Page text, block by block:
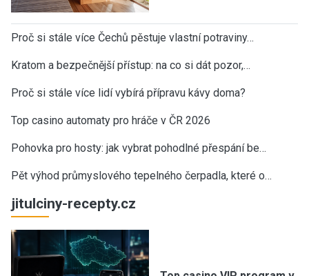
Proč si stále více Čechů pěstuje vlastní potraviny…
Kratom a bezpečnější přístup: na co si dát pozor,…
Proč si stále více lidí vybírá přípravu kávy doma?
Top casino automaty pro hráče v ČR 2026
Pohovka pro hosty: jak vybrat pohodlné přespání be…
Pět výhod průmyslového tepelného čerpadla, které o…
jitulciny-recepty.cz